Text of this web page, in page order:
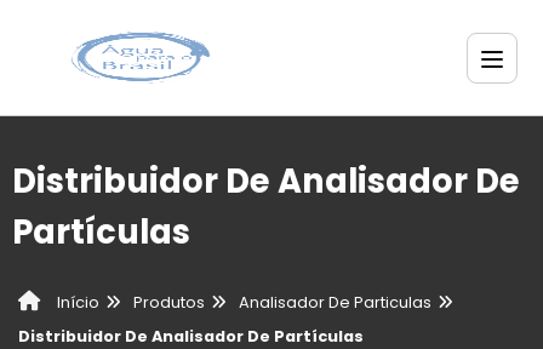
Distribuidor De Analisador De
Partículas
Início Produtos
Analisador De Particulas
Distribuidor De Analisador De Partículas